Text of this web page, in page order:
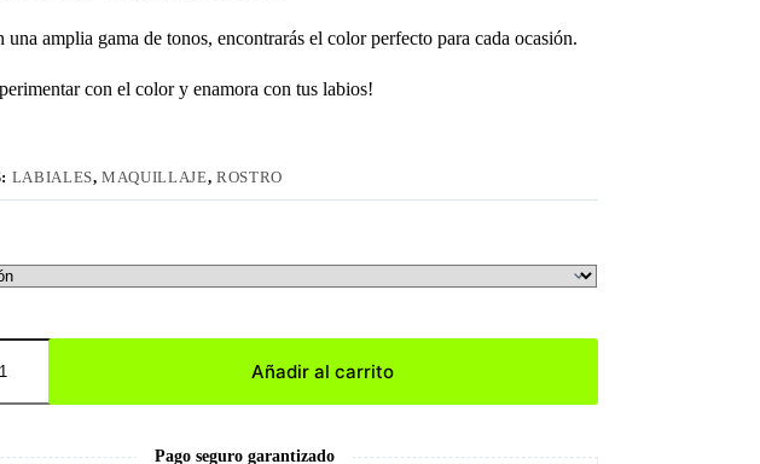
una amplia gama de tonos, encontrarás el color perfecto para cada ocasión.
con el color y enamora con tus labios!
LABIALES,MAQUILLAJE, ROSTRO
Añadir al carrito
Pago seguro garantizado